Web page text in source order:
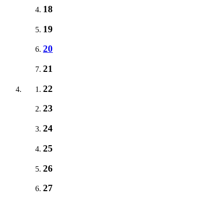
18
19
20
21
22
23
24
25
26
27